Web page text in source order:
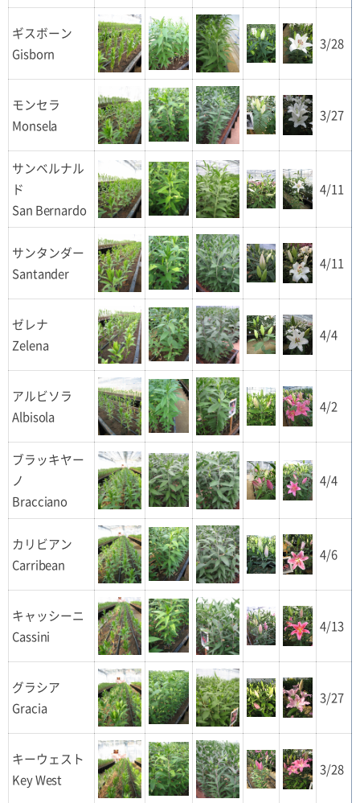
ギスボーン
Gisborn
3/28
モンセラ
Monsela
3/27
サンベルナル
ド
San Bernardo
4/11
サンタンダー
Santander
4/11
ゼレナ
Zelena
4/4
アルビソラ
Albisola
4/2
ブラッキヤー
ノ
Bracciano
4/4
カリビアン
Carribean
4/6
キャッシーニ
Cassini
4/13
グラシア
Gracia
3/27
キーウェスト
Key West
3/28